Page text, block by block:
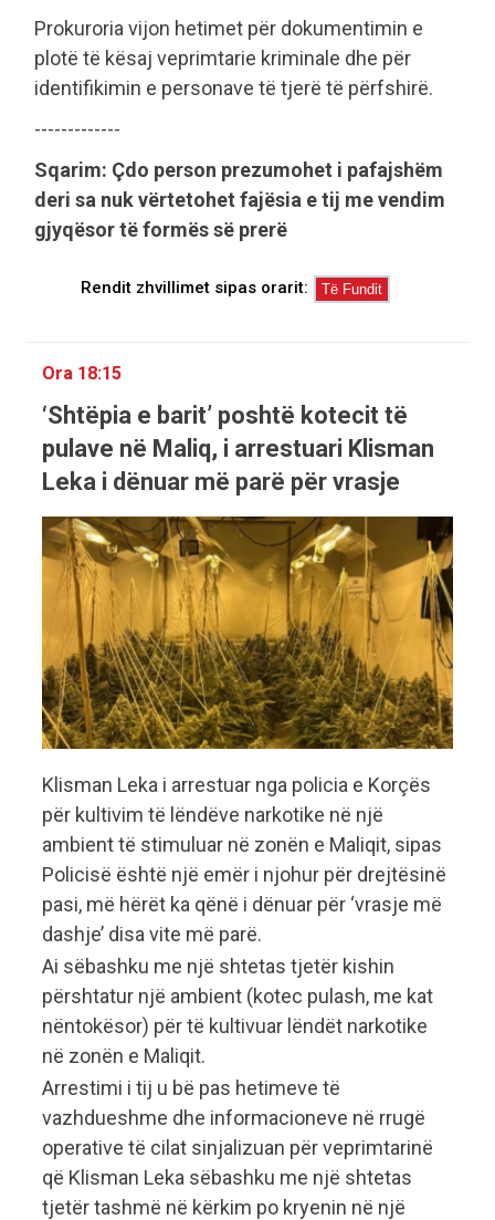
Prokuroria vijon hetimet për dokumentimin e
plotë të kësaj veprimtarie kriminale dhe për
identifikimin e personave të tjerë të përfshirë.
-------------
Sqarim: Çdo person prezumohet i pafajshëm
deri sa nuk vërtetohet fajësia e tij me vendim
gjyqësor të formës së prerë
Rendit zhvillimet sipas orarit:
Ora 18:15
‘Shtëpia e barit’ poshtë kotecit të
pulave në Maliq, i arrestuari Klisman
Leka i dënuar më parë për vrasje
Klisman Leka i arrestuar nga policia e Korçës
për kultivim të lëndëve narkotike në një
ambient të stimuluar në zonën e Maliqit, sipas
Policisë është një emër i njohur për drejtësinë
pasi, më hërët ka qënë i dënuar për ‘vrasje më
dashje’ disa vite më parë.
Ai sëbashku me një shtetas tjetër kishin
përshtatur një ambient (kotec pulash, me kat
nëntokësor) për të kultivuar lëndët narkotike
në zonën e Maliqit.
Arrestimi i tij u bë pas hetimeve të
vazhdueshme dhe informacioneve në rrugë
operative të cilat sinjalizuan për veprimtarinë
që Klisman Leka sëbashku me një shtetas
tjetër tashmë në kërkim po kryenin në një